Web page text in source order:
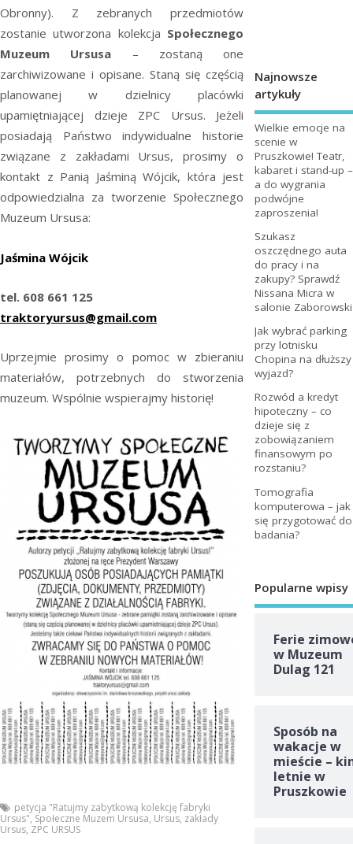
Obronny). Z zebranych przedmiotów
zostanie utworzona kolekcja Społecznego
Muzeum Ursusa – zostaną one
zarchiwizowane i opisane. Staną się częścią
planowanej w dzielnicy placówki
upamiętniającej dzieje ZPC Ursus. Jeżeli
posiadają Państwo indywidualne historie
związane z zakładami Ursus, prosimy o
kontakt z Panią Jaśminą Wójcik, która jest
odpowiedzialna za tworzenie Społecznego
Muzeum Ursusa:
Jaśmina Wójcik
tel. 608 661 125
traktoryursus@gmail.com
Uprzejmie prosimy o pomoc w zbieraniu
materiałów, potrzebnych do stworzenia
muzeum. Wspólnie wspierajmy historię!
petycja "Ratujmy zabytkową kolekcję fabryki
Ursus", Społeczne Muzem Ursusa, Ursus, zakłady
Ursus, ZPC URSUS
Najnowsze
artykuły
Wielkie emocje na
scenie w
Pruszkowie! Teatr,
kabaret i stand-up –
a do wygrania
podwójne
zaproszenia!
Szukasz
oszczędnego auta
do pracy i na
zakupy? Sprawdź
Nissana Micra w
salonie Zaborowski
Jak wybrać parking
przy lotnisku
Chopina na dłuższy
wyjazd?
Rozwód a kredyt
hipoteczny – co
dzieje się z
zobowiązaniem
finansowym po
rozstaniu?
Tomografia
komputerowa – jak
się przygotować do
badania?
Popularne wpisy
Ferie
w Muzeum
Dulag 121
Sposób na
wakacje w
mieście –
letnie w
Pruszkowie